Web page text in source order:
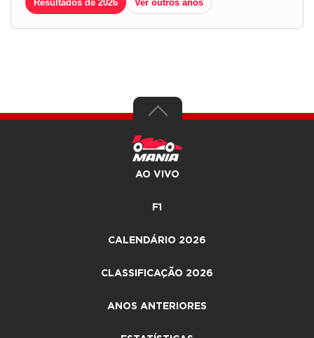
Resultados de 2026 Ver outros anos
AO VIVO
F1
CALENDÁRIO 2026
CLASSIFICAÇÃO 2026
ANOS ANTERIORES